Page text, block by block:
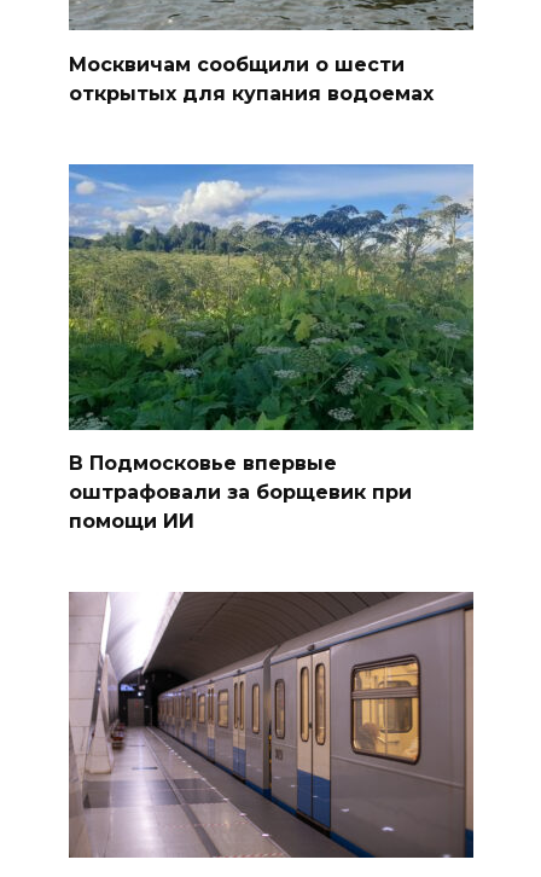
Москвичам сообщили о шести
открытых для купания водоемах
В Подмосковье впервые
оштрафовали за борщевик при
помощи ИИ